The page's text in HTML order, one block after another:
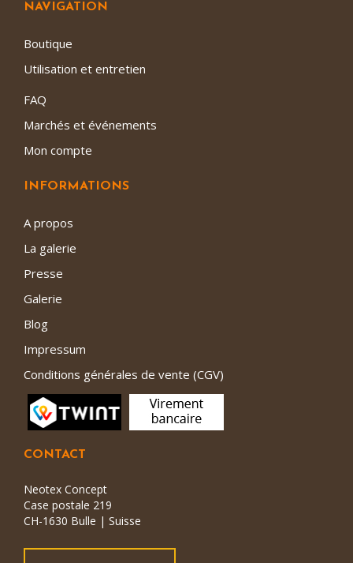
NAVIGATION
Boutique
Utilisation et entretien
FAQ
Marchés et événements
Mon compte
INFORMATIONS
A propos
La galerie
Presse
Galerie
Blog
Impressum
Conditions générales de vente (CGV)
CONTACT
Neotex Concept
Case postale 219
CH-1630 Bulle | Suisse